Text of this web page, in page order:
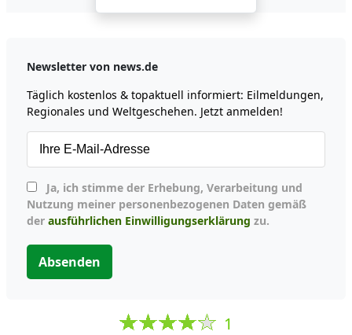
Newsletter von news.de
Täglich kostenlos & topaktuell informiert: Eilmeldungen,
Regionales und Weltgeschehen. Jetzt anmelden!
Nutzung meiner personenbezogenen Daten gemäß
der ausführlichen Einwilligungserklärung zu.
Absenden
1